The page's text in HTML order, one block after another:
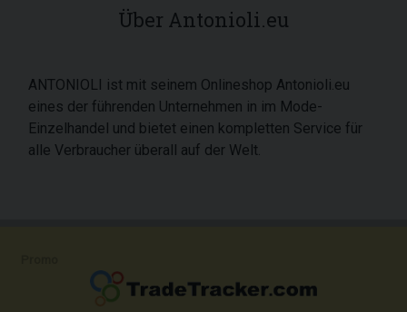
Über Antonioli.eu
ANTONIOLI ist mit seinem Onlineshop Antonioli.eu
eines der führenden Unternehmen in im Mode-
Einzelhandel und bietet einen kompletten Service für
alle Verbraucher überall auf der Welt.